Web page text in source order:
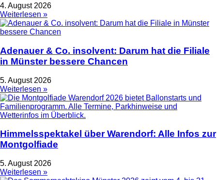
4. August 2026
Weiterlesen »
Adenauer & Co. insolvent: Darum hat die Filiale
in Münster bessere Chancen
5. August 2026
Weiterlesen »
Himmelsspektakel über Warendorf: Alle Infos zur
Montgolfiade
5. August 2026
Weiterlesen »